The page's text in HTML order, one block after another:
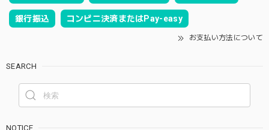
銀行振込 コンビニ決済またはPay-easy
お支払い方法について
SEARCH
NOTICE